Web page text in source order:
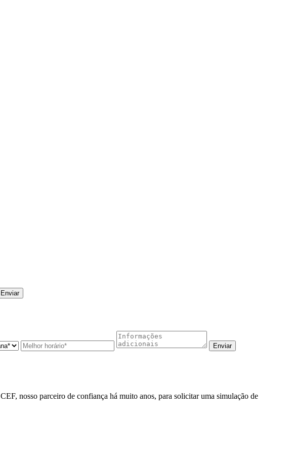
, nosso parceiro de confiança há muito anos, para solicitar uma simulação de